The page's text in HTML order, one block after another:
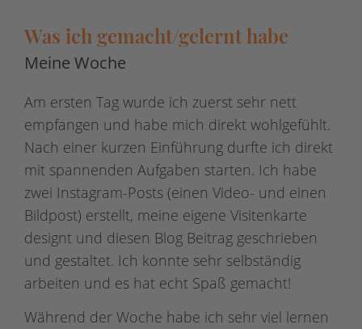
Was ich gemacht/gelernt habe
Meine Woche
Am ersten Tag wurde ich zuerst sehr nett
empfangen und habe mich direkt wohlgefühlt.
Nach einer kurzen Einführung durfte ich direkt
mit spannenden Aufgaben starten. Ich habe
zwei Instagram-Posts (einen Video- und einen
Bildpost) erstellt, meine eigene Visitenkarte
designt und diesen Blog Beitrag geschrieben
und gestaltet. Ich konnte sehr selbständig
arbeiten und es hat echt Spaß gemacht!
Während der Woche habe ich sehr viel lernen